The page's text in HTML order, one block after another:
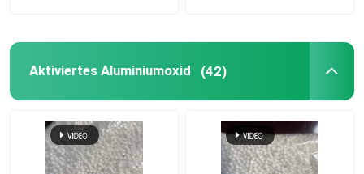
Aktiviertes Aluminiumoxid (42)